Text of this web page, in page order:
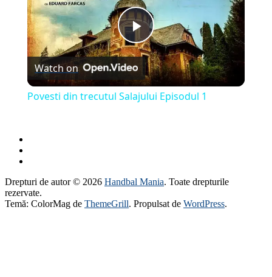
Play
Video
Watch on
Povesti din trecutul Salajului Episodul 1
Drepturi de autor © 2026 Handbal Mania. Toate drepturile
rezervate.
Temă: ColorMag de ThemeGrill. Propulsat de WordPress.